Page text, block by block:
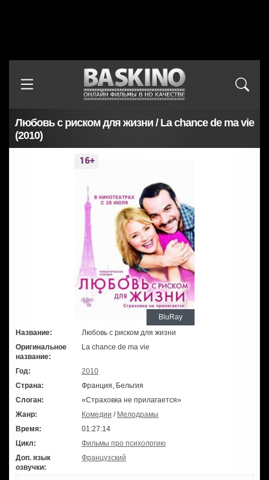
Любовь с риском для жизни / La chance de ma vie
(2010)
BluRay
Название:
Любовь с риском для жизни
Оригинальное
название:
La chance de ma vie
Год:
2010
Страна:
Франция, Бельгия
Слоган:
«Страховка не прилагается»
Жанр:
Комедии / Мелодрамы
Время:
01:27:14
Цикл:
Фильмы про психологию
Доп. язык
озвучки:
Французский